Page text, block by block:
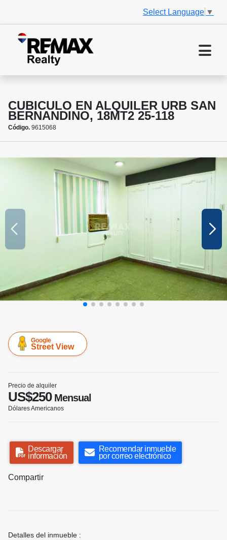
Select Language ▼
CUBICULO EN ALQUILER URB SAN
BERNANDINO, 18MT2 25-118
Código. 9615068
Google
Street View
Precio de alquiler
US$250Mensual
Dólares Americanos
Descargar
información
Recomendar inmueble
por correo electrónico
Compartir
Detalles del inmueble :